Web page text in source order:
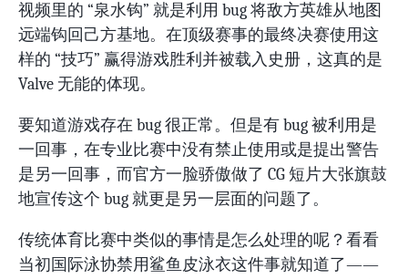
视频里的 “泉水钩” 就是利用 bug 将敌方英雄从地图
远端钩回己方基地。在顶级赛事的最终决赛使用这
样的 “技巧” 赢得游戏胜利并被载入史册，这真的是
Valve 无能的体现。
要知道游戏存在 bug 很正常。但是有 bug 被利用是
一回事，在专业比赛中没有禁止使用或是提出警告
是另一回事，而官方一脸骄傲做了 CG 短片大张旗鼓
地宣传这个 bug 就更是另一层面的问题了。
传统体育比赛中类似的事情是怎么处理的呢？看看
当初国际泳协禁用鲨鱼皮泳衣这件事就知道了——